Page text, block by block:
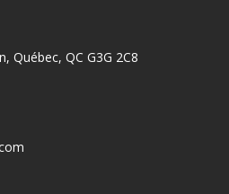
Québec, QC G3G 2C8